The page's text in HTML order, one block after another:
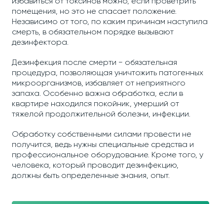
помещения, но это не спасает положение.
Независимо от того, по каким причинам наступила
смерть, в обязательном порядке вызывают
дезинфектора.
Дезинфекция после смерти − обязательная
процедура, позволяющая уничтожить патогенных
микроорганизмов, избавляет от неприятного
запаха. Особенно важна обработка, если в
квартире находился покойник, умерший от
тяжелой продолжительной болезни, инфекции.
Обработку собственными силами провести не
получится, ведь нужны специальные средства и
профессиональное оборудование. Кроме того, у
человека, который проводит дезинфекцию,
должны быть определенные знания, опыт.